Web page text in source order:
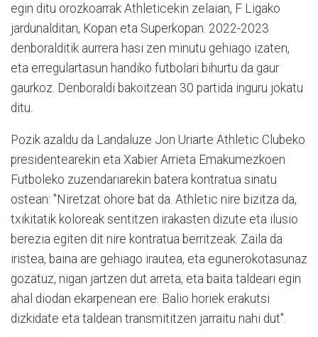
egin ditu orozkoarrak Athleticekin zelaian, F Ligako
jardunalditan, Kopan eta Superkopan. 2022-2023
denboralditik aurrera hasi zen minutu gehiago izaten,
eta erregulartasun handiko futbolari bihurtu da gaur
gaurkoz. Denboraldi bakoitzean 30 partida inguru jokatu
ditu.
Pozik azaldu da Landaluze Jon Uriarte Athletic Clubeko
presidentearekin eta Xabier Arrieta Emakumezkoen
Futboleko zuzendariarekin batera kontratua sinatu
ostean: "Niretzat ohore bat da. Athletic nire bizitza da,
txikitatik koloreak sentitzen irakasten dizute eta ilusio
berezia egiten dit nire kontratua berritzeak. Zaila da
iristea, baina are gehiago irautea, eta egunerokotasunaz
gozatuz, nigan jartzen dut arreta, eta baita taldeari egin
ahal diodan ekarpenean ere. Balio horiek erakutsi
dizkidate eta taldean transmititzen jarraitu nahi dut".